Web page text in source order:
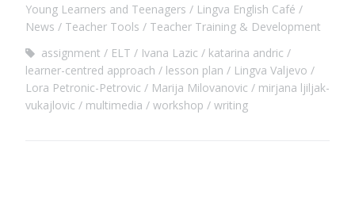
Young Learners and Teenagers
Lingva English Café
News
Teacher Tools
Teacher Training & Development
assignment
ELT Ivana Lazic
katarina andric
learner-centred approach
lesson plan
Lingva Valjevo
Lora Petronic-Petrovic
Marija Milovanovic
mirjana ljiljak-
vukajlovic
multimedia workshop writing